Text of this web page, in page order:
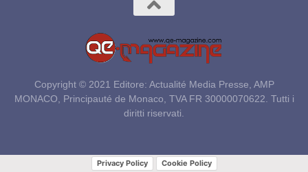
Copyright © 2021 Editore: Actualité Media Presse, AMP
MONACO, Principauté de Monaco, TVA FR 30000070622. Tutti i
diritti riservati.
Privacy Policy Cookie Policy